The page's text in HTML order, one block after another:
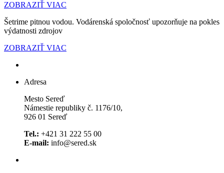
ZOBRAZIŤ VIAC
Šetrime pitnou vodou. Vodárenská spoločnosť upozorňuje na pokles
výdatnosti zdrojov
ZOBRAZIŤ VIAC
Adresa
Mesto Sereď
Námestie republiky č. 1176/10,
926 01 Sereď
Tel.: +421 31 222 55 00
E-mail: info@sered.sk